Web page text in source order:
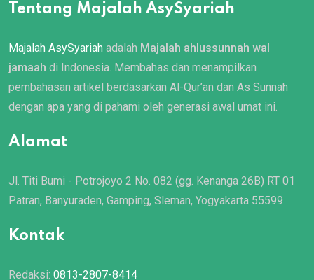
Tentang Majalah AsySyariah
Majalah AsySyariah adalah Majalah ahlussunnah wal
jamaah di Indonesia. Membahas dan menampilkan
pembahasan artikel berdasarkan Al-Qur’an dan As Sunnah
dengan apa yang di pahami oleh generasi awal umat ini.
Alamat
Jl. Titi Bumi - Potrojoyo 2 No. 082 (gg. Kenanga 26B) RT 01
Patran, Banyuraden, Gamping, Sleman, Yogyakarta 55599
Kontak
Redaksi: 0813-2807-8414